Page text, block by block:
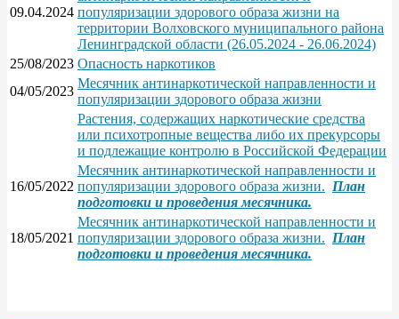
09.04.2024 популяризации здорового образа жизни на
территории Волховского муниципального района
Ленинградской области (26.05.2024 - 26.06.2024)
25/08/2023 Опасность наркотиков
04/05/2023
Месячник антинаркотической направленности и
популяризации здорового образа жизни
Растения, содержащих наркотические средства
или психотропные вещества либо их прекурсоры
и подлежащие контролю в Российской Федерации
16/05/2022
Месячник антинаркотической направленности и
популяризации здорового образа жизни. План
подготовки и проведения месячника.
18/05/2021
Месячник антинаркотической направленности и
популяризации здорового образа жизни. План
подготовки и проведения месячника.